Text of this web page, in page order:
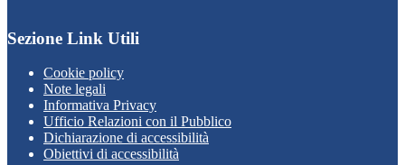
Sezione Link Utili
Cookie policy
Note legali
Informativa Privacy
Ufficio Relazioni con il Pubblico
Dichiarazione di accessibilità
Obiettivi di accessibilità